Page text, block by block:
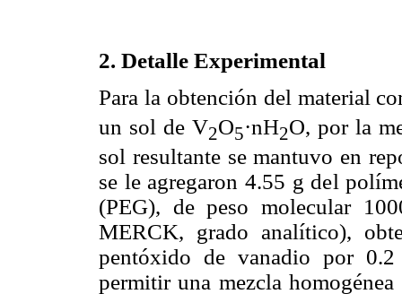
2. Detalle Experimental
Para la obtención del material
un sol de V2O5·nH2O, por la
sol resultante se mantuvo en
se le agregaron 4.55 g del
(PEG), de peso molecular
MERCK, grado analítico),
pentóxido de vanadio por 0.2
permitir una mezcla